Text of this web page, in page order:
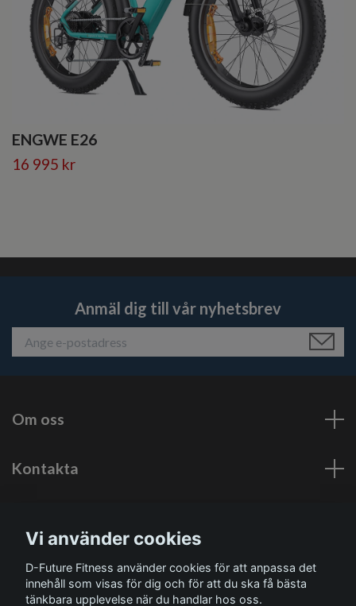
ENGWE E26
16 995 kr
Anmäl dig till vår nyhetsbrev
Om oss
Kontakta
Sociala medier
Vi använder cookies
D-Future Fitness använder cookies för att anpassa det
innehåll som visas för dig och för att du ska få bästa
tänkbara upplevelse när du handlar hos oss.